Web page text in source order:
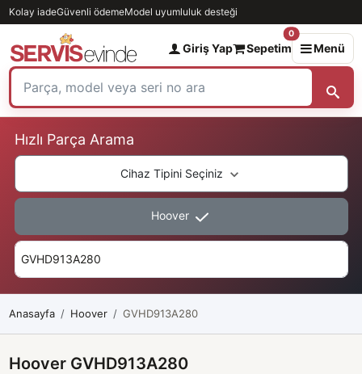
Kolay iadeGüvenli ödemeModel uyumluluk desteği
Giriş Yap Sepetim
0
Menü
Hızlı Parça Arama
Cihaz Tipini Seçiniz
Hoover
Anasayfa Hoover GVHD913A280
Hoover GVHD913A280